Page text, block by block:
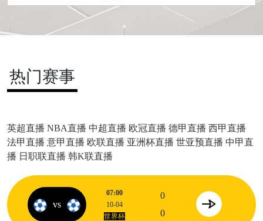
热门赛事
英超直播 NBA直播 中超直播 欧冠直播 德甲直播 西甲直播
法甲直播 意甲直播 欧联直播 亚洲杯直播 世亚预直播 中甲直
播 日职联直播 韩K联直播
vs
07:00
10-04
世界杯
0
0